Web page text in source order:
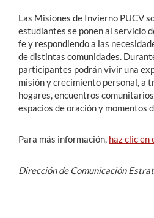
Las Misiones de Invierno PUCV
estudiantes se ponen al servicio
fe y respondiendo a las
de distintas comunidades.
participantes podrán vivir una
misión y crecimiento personal, a
hogares, encuentros
espacios de oración y momentos
Para más información, haz clic en
Dirección de Comunicación